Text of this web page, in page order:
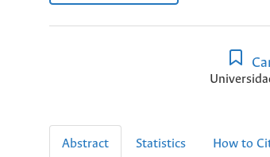
Abstract Statistics How to